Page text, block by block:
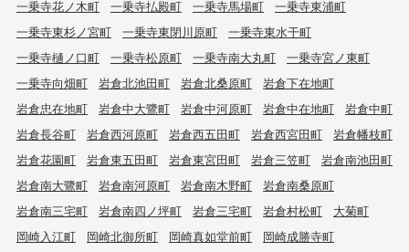
一乗寺花ノ木町 一乗寺払殿町 一乗寺馬場町
一乗寺東浦町
一乗寺東杉ノ宮町
一乗寺東閉川原町
一乗寺東水干町
一乗寺樋ノ口町
一乗寺松原町 一乗寺南大丸町
一乗寺宮ノ東町
一乗寺向畑町
岩倉北池田町 岩倉北桑原町
岩倉下在地町
岩倉忠在地町
岩倉中大鷺町 岩倉中河原町 岩倉中在地町
岩倉中町
岩倉長谷町
岩倉西河原町 岩倉西五田町 岩倉西宮田町
岩倉幡枝町
岩倉花園町
岩倉東五田町 岩倉東宮田町 岩倉三笠町
岩倉南池田町
岩倉南大鷺町
岩倉南河原町 岩倉南木野町
岩倉南桑原町
岩倉南三宅町
岩倉南四ノ坪町 岩倉三宅町 岩倉村松町
大菊町
岡崎入江町
岡崎北御所町 岡崎真如堂前町
岡崎成勝寺町